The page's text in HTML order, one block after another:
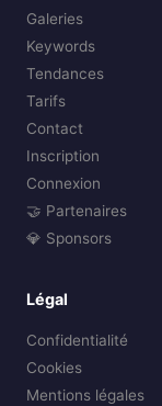
Galeries
Keywords
Tendances
Tarifs
Contact
Inscription
Connexion
🤝 Partenaires
💎 Sponsors
Légal
Confidentialité
Cookies
Mentions légales